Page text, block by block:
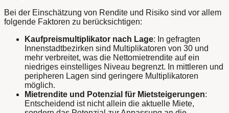
Bei der Einschätzung von Rendite und Risiko sind vor allem
folgende Faktoren zu berücksichtigen:
Kaufpreismultiplikator nach Lage: In gefragten
Innenstadtbezirken sind Multiplikatoren von 30 und
mehr verbreitet, was die Nettomietrendite auf ein
niedriges einstelliges Niveau begrenzt. In mittleren und
peripheren Lagen sind geringere Multiplikatoren
möglich.
Mietrendite und Potenzial für Mietsteigerungen:
Entscheidend ist nicht allein die aktuelle Miete,